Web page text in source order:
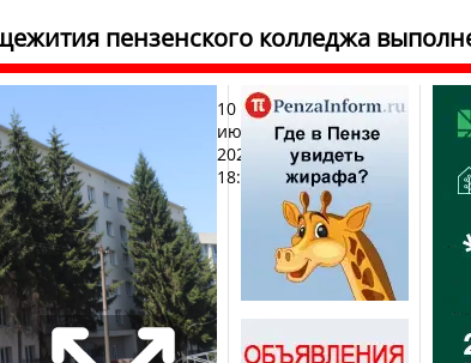
пензенского колледжа
10
июля
2025,
18:59